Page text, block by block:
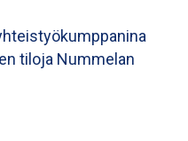
tiloja Nummelan